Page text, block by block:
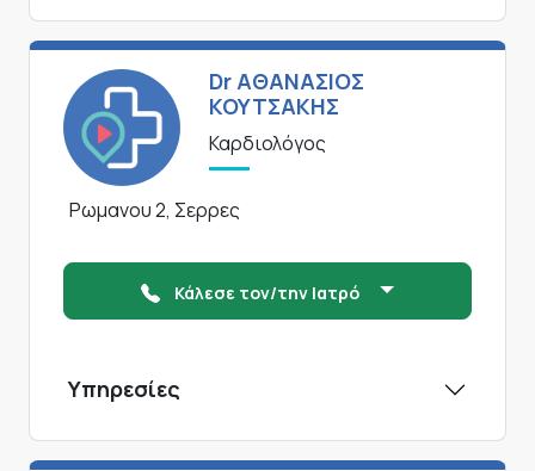
Dr ΑΘΑΝΑΣΙΟΣ
ΚΟΥΤΣΑΚΗΣ
Καρδιολόγος
Ρωμανου 2, Σερρες
Κάλεσε τον/την Ιατρό
Υπηρεσίες